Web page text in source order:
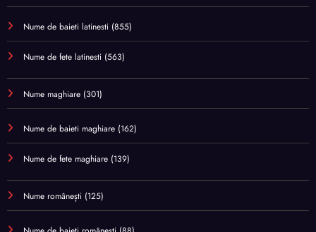
Nume de baieti latinesti (855)
Nume de fete latinesti (563)
Nume maghiare (301)
Nume de baieti maghiare (162)
Nume de fete maghiare (139)
Nume românești (125)